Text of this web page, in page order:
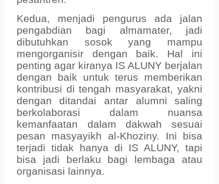
Kedua, menjadi pengurus ada jalan
pengabdian bagi almamater, jadi
dibutuhkan sosok yang mampu
mengorganisir dengan baik. Hal ini
penting agar kiranya IS ALUNY berjalan
dengan baik untuk terus memberikan
kontribusi di tengah masyarakat, yakni
dengan ditandai antar alumni saling
berkolaborasi dalam nuansa
kemanfaatan dalam dakwah sesuai
pesan masyayikh al-Khoziny. Ini bisa
terjadi tidak hanya di IS ALUNY, tapi
bisa jadi berlaku bagi lembaga atau
organisasi lainnya.